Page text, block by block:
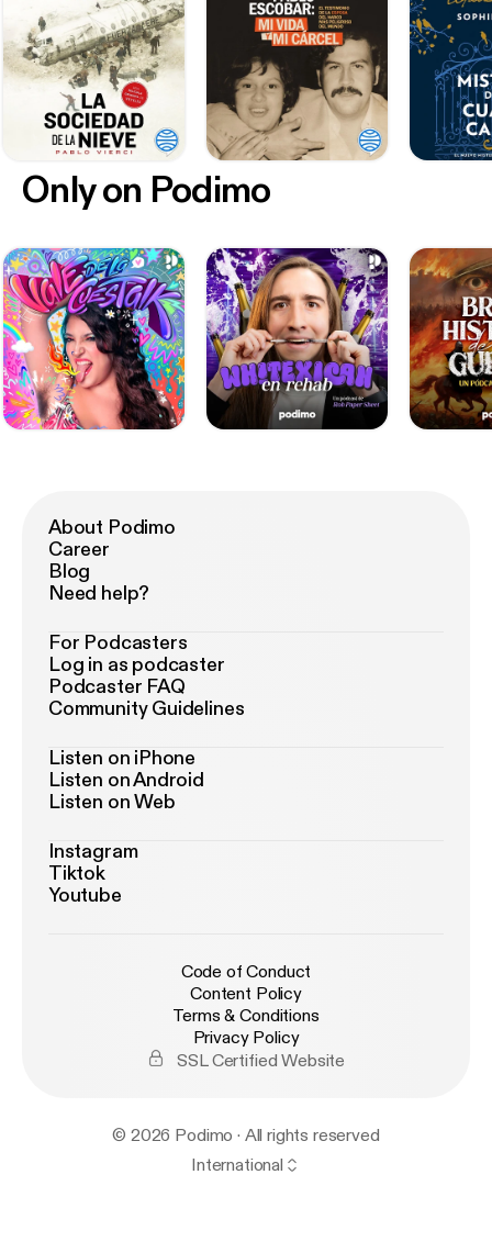
Only on Podimo
About Podimo
Career
Blog
Need help?
For Podcasters
Log in as podcaster
Podcaster FAQ
Community Guidelines
Listen on iPhone
Listen on Android
Listen on Web
Instagram
Tiktok
Youtube
Code of Conduct
Content Policy
Terms & Conditions
Privacy Policy
SSL Certified Website
© 2026 Podimo · All rights reserved
International